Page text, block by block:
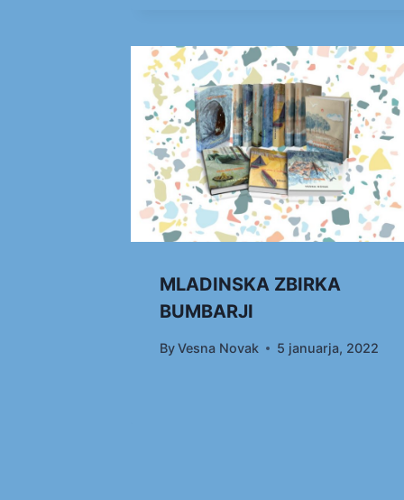
MLADINSKA ZBIRKA
BUMBARJI
ByVesna Novak 5 januarja, 2022